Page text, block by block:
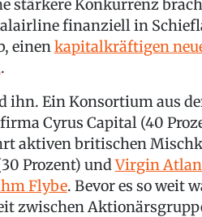
stärkere Konkurrenz
finanziell in
einenkapitalkräftigen
.
ihn. Ein Konsortium aus
Cyrus Capital (40
aktiven britischen
Prozent) undVirgin
Flybe. Bevor es so weit
zwischen